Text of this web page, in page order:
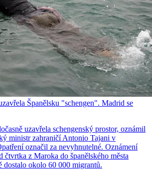
Španělsku "schengen". Madrid se
uzavřela schengenský prostor, oznámil
ministr zahraničí Antonio Tajani v
označil za nevyhnutelné. Oznámení
čtvrtka z Maroka do španělského města
dostalo okolo 60 000 migrantů.